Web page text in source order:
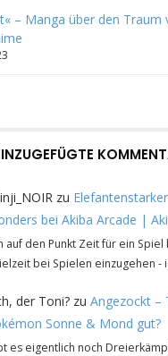
– Manga über den Traum
zu
bei Akiba Arcade |
auf den Punkt Zeit für ein
bei Spielen einzugehen -
der Toni? zuAngezockt –
Sonne & Mond gut?
es eigentlich noch